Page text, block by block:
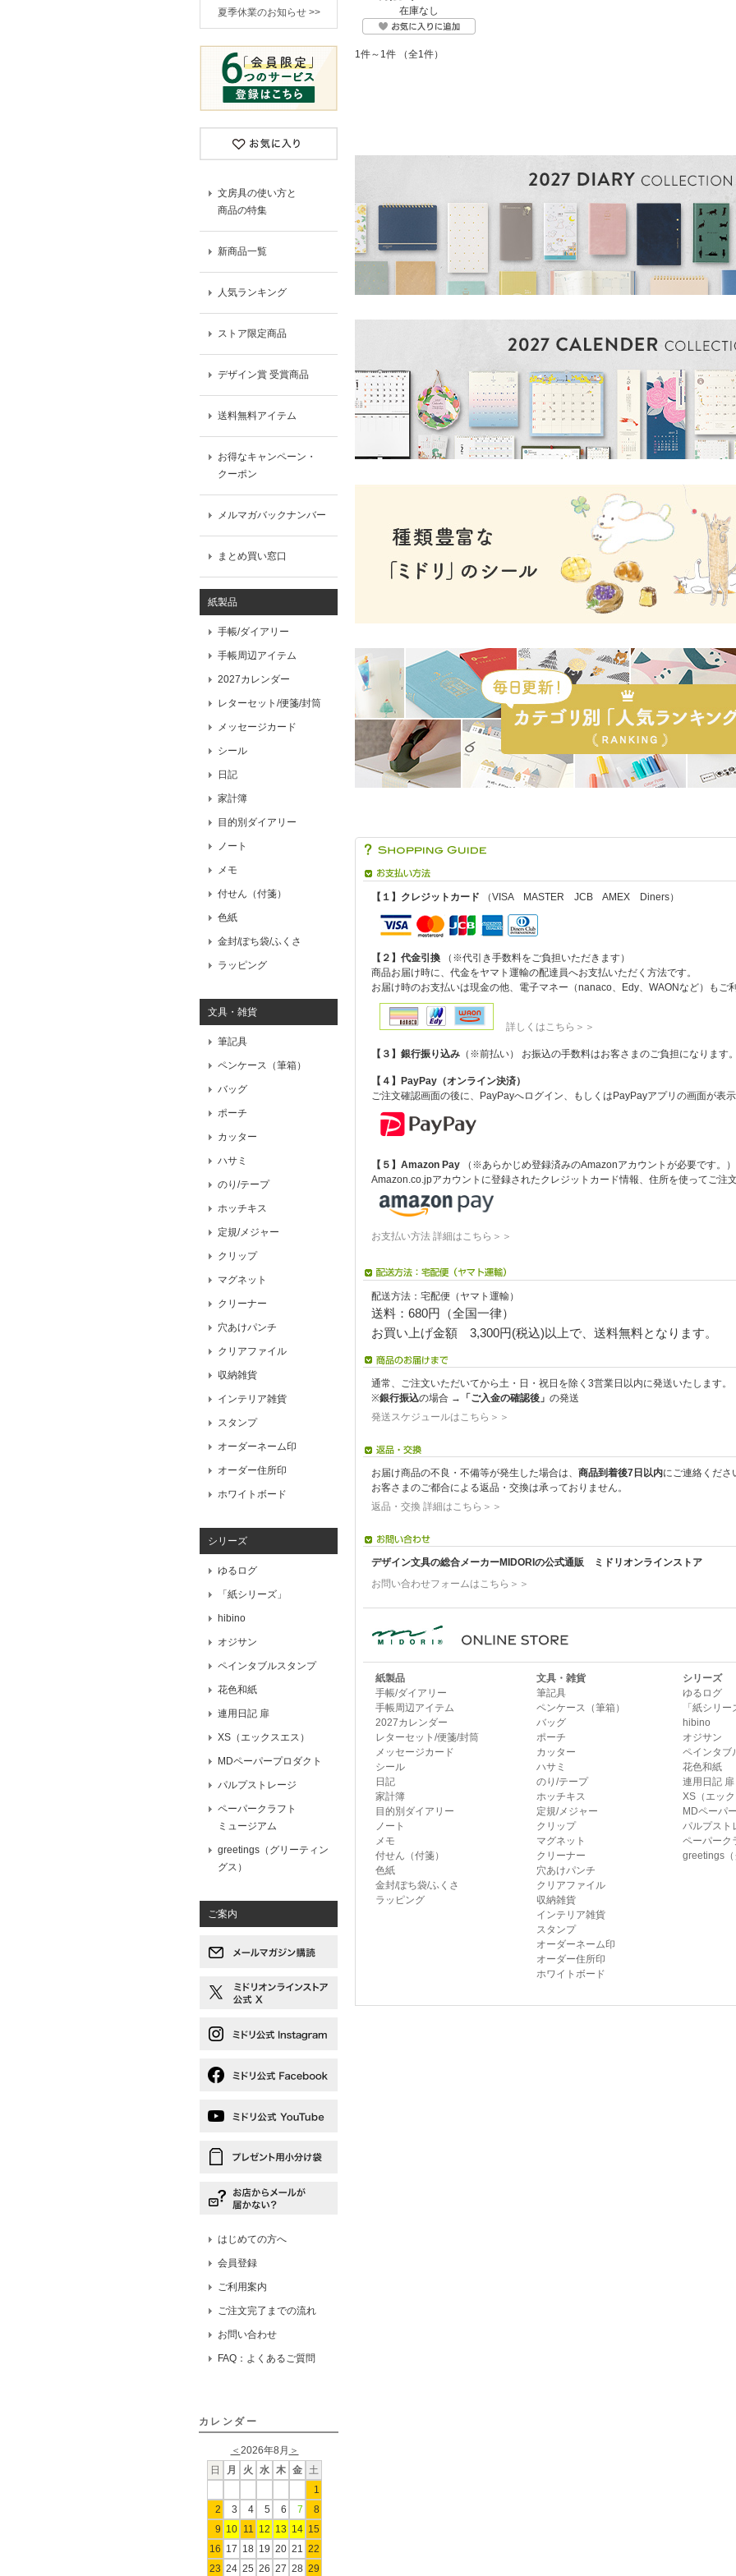
夏季休業のお知らせ >>
文房具の使い方と
商品の特集
新商品一覧
人気ランキング
ストア限定商品
デザイン賞 受賞商品
送料無料アイテム
お得なキャンペーン・
クーポン
メルマガバックナンバー
まとめ買い窓口
紙製品
手帳/ダイアリー
手帳周辺アイテム
2027カレンダー
レターセット/便箋/封筒
メッセージカード
シール
日記
家計簿
目的別ダイアリー
ノート
メモ
付せん（付箋）
色紙
金封/ぽち袋/ふくさ
ラッピング
文具・雑貨
筆記具
ペンケース（筆箱）
バッグ
ポーチ
カッター
ハサミ
のり/テープ
ホッチキス
定規/メジャー
クリップ
マグネット
クリーナー
穴あけパンチ
クリアファイル
収納雑貨
インテリア雑貨
スタンプ
オーダーネーム印
オーダー住所印
ホワイトボード
シリーズ
ゆるログ
「紙シリーズ」
hibino
オジサン
ペインタブルスタンプ
花色和紙
連用日記 扉
XS（エックスエス）
MDペーパープロダクト
パルプストレージ
ペーパークラフト
ミュージアム
greetings（グリーティン
グス）
ご案内
はじめての方へ
会員登録
ご利用案内
ご注文完了までの流れ
お問い合わせ
FAQ：よくあるご質問
カレンダー
＜ 2026年8月 ＞
日
月 火 水 木 金
土
1
2
3 4 5 6 7
8
9 10 11 12 13 14 15
16 17 18 19 20 21
22
23 24 25 26 27 28 29
在庫なし
1件～1件 （全1件）
【１】クレジットカード （VISA MASTER JCB AMEX Diners）
【２】代金引換 （※代引き手数料をご負担いただきます）
商品お届け時に、代金をヤマト運輸の配達員へお支払いただく方法です。
お届け時のお支払いは現金の他、電子マネー（nanaco、Edy、WAONなど）もご
詳しくはこちら＞＞
【３】銀行振り込み （※前払い） お振込の手数料はお客さまのご負担になります。
【４】PayPay（オンライン決済）
ご注文確認画面の後に、PayPayへログイン、もしくはPayPayアプリの画面が表
【５】Amazon Pay （※あらかじめ登録済みのAmazonアカウントが必要です。）
Amazon.co.jpアカウントに登録されたクレジットカード情報、住所を使ってご注
お支払い方法 詳細はこちら＞＞
配送方法：宅配便（ヤマト運輸）
送料：680円（全国一律）
お買い上げ金額 3,300円(税込)以上で、送料無料となります。
通常、ご注文いただいてから土・日・祝日を除く3営業日以内に発送いたします。
※銀行振込の場合 → 「ご入金の確認後」 の発送
発送スケジュールはこちら＞＞
お届け商品の不良・不備等が発生した場合は、 商品到着後7日以内にご連絡くださ
お客さまのご都合による返品・交換は承っておりません。
返品・交換 詳細はこちら＞＞
デザイン文具の総合メーカーMIDORIの公式通販 ミドリオンラインストア
お問い合わせフォームはこちら＞＞
紙製品
手帳/ダイアリー
手帳周辺アイテム
2027カレンダー
レターセット/便箋/封筒
メッセージカード
シール
日記
家計簿
目的別ダイアリー
ノート
メモ
付せん（付箋）
色紙
金封/ぽち袋/ふくさ
ラッピング
文具・雑貨
筆記具
ペンケース（筆箱）
バッグ
ポーチ
カッター
ハサミ
のり/テープ
ホッチキス
定規/メジャー
クリップ
マグネット
クリーナー
穴あけパンチ
クリアファイル
収納雑貨
インテリア雑貨
スタンプ
オーダーネーム印
オーダー住所印
ホワイトボード
シリーズ
ゆるログ
「紙シリー
hibino
オジサン
ペインタブ
花色和紙
連用日記 扉
XS（エック
MDペーパ
パルプスト
ペーパーク
greetings（